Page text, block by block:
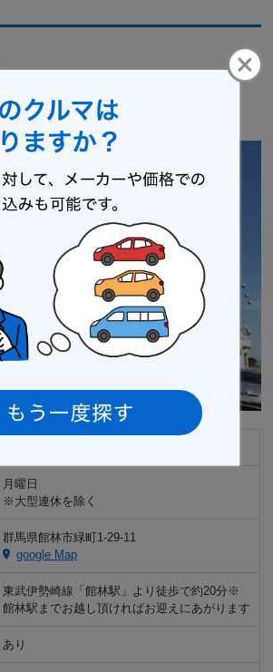
ー店
月曜日
※大型連休を除く
群馬県館林市緑町1-29-11
google Map
東武伊勢崎線「館林駅」より徒歩で約20分※
館林駅までお越し頂ければお迎えにあがります
あり